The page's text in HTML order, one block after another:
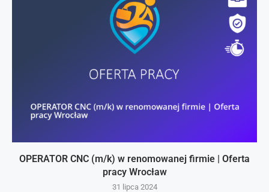
OPERATOR CNC (m/k) w renomowanej firmie | Oferta
pracy Wrocław
31 lipca 2024